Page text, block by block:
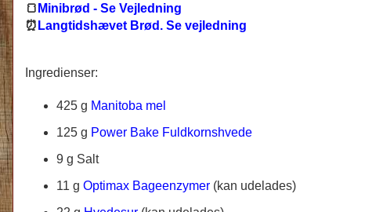
🍞 Minibrød - Se Vejledning
⏰ Langtidshævet Brød. Se vejledning
Ingredienser:
425 g Manitoba mel
125 g Power Bake Fuldkornshvede
9 g Salt
11 g Optimax Bageenzymer (kan udelades)